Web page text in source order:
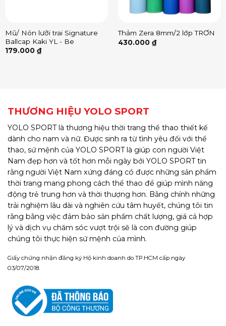
Mũ/ Nón lưỡi trai Signature
Ballcap Kaki YL - Be
179.000 ₫
Thảm Zera 8mm/2 lớp TRƠN
430.000 ₫
THƯƠNG HIỆU YOLO SPORT
YOLO SPORT là thương hiệu thời trang thể thao thiết kế
dành cho nam và nữ. Được sinh ra từ tình yêu đối với thể
thao, sứ mệnh của YOLO SPORT là giúp con người Việt
Nam đẹp hơn và tốt hơn mỗi ngày bởi YOLO SPORT tin
rằng người Việt Nam xứng đáng có được những sản phẩm
thời trang mang phong cách thể thao để giúp mình năng
động trẻ trung hơn và thời thượng hơn. Bằng chính những
trải nghiệm lâu dài và nghiên cứu tâm huyết, chúng tôi tin
rằng bằng việc đảm bảo sản phẩm chất lượng, giá cả hợp
lý và dịch vụ chăm sóc vượt trội sẽ là con đường giúp
chúng tôi thực hiện sứ mệnh của mình.
Giấy chứng nhận đăng ký Hộ kinh doanh do TP.HCM cấp ngày
03/07/2018.